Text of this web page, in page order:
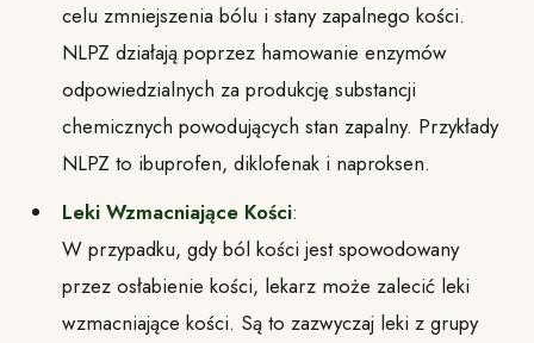
celu zmniejszenia bólu i stany zapalnego kości.
NLPZ działają poprzez hamowanie enzymów
odpowiedzialnych za produkcję substancji
chemicznych powodujących stan zapalny. Przykłady
NLPZ to ibuprofen, diklofenak i naproksen.
Leki Wzmacniające Kości:
W przypadku, gdy ból kości jest spowodowany
przez osłabienie kości, lekarz może zalecić leki
wzmacniające kości. Są to zazwyczaj leki z grupy